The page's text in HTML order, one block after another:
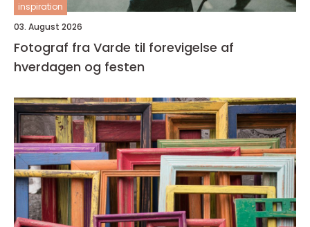
inspiration
03. August 2026
Fotograf fra Varde til forevigelse af
hverdagen og festen